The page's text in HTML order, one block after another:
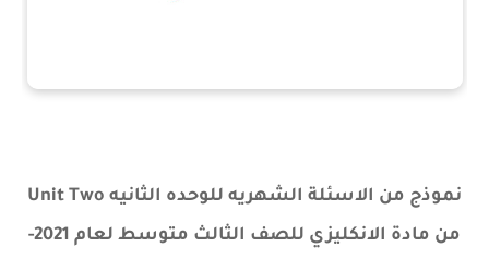
نموذج من الاسئلة الشهريه للوحده الثانيه Unit Two
من مادة الانكليزي للصف الثالث متوسط لعام 2021-